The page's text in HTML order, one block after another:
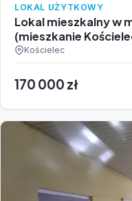
LOKAL UŻYTKOWY
Lokal mieszkalny w
(mieszkanie
Kościelec
170 000 zł